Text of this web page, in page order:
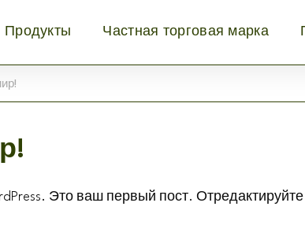
Продукты Частная торговая марка
Это ваш первый пост. Отредактируйте